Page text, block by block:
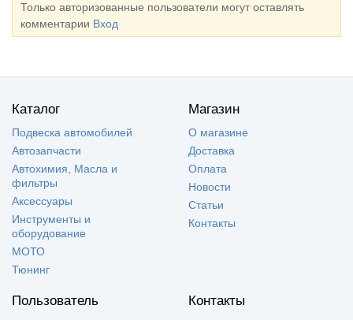
Только авторизованные пользователи могут оставлять
комментарии Вход
Каталог
Подвеска автомобилей
Автозапчасти
Автохимия, Масла и
фильтры
Аксессуары
Инструменты и
оборудование
МОТО
Тюнинг
Магазин
О магазине
Доставка
Оплата
Новости
Статьи
Контакты
Пользователь Контакты